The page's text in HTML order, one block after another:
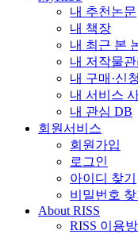
내 추천논문
내 책장
내 최근 본
내 저작물관
내 구매·신
내 서비스
내 관심 DB
회원서비스
회원가입
로그인
아이디 찾기
비밀번호 찾
About RISS
RISS 이용